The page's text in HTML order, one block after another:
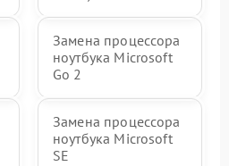
Замена процессора
ноутбука Microsoft
Go 2
Замена процессора
ноутбука Microsoft
SE